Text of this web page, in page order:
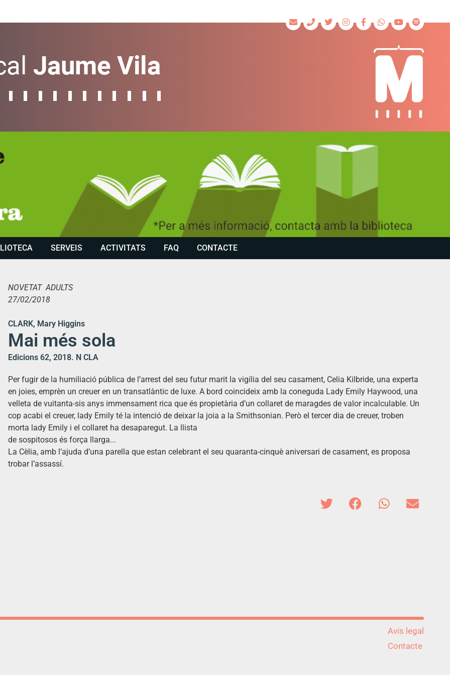
SERVEIS ACTIVITATS FAQ CONTACTE
NOVETAT ADULTS
27/02/2018
CLARK, Mary Higgins
Mai més sola
Edicions 62, 2018. N CLA
Per fugir de la humiliació pública de l’arrest del seu futur marit la vigília del seu casament, Celia Kilbride, una experta
en joies, emprèn un creuer en un transatlàntic de luxe. A bord coincideix amb la coneguda Lady Emily Haywood, una
velleta de vuitanta-sis anys immensament rica que és propietària d’un collaret de maragdes de valor incalculable. Un
cop acabi el creuer, lady Emily té la intenció de deixar la joia a la Smithsonian. Però el tercer dia de creuer, troben
morta lady Emily i el collaret ha desaparegut. La llista
de sospitosos és força llarga...
La Cèlia, amb l’ajuda d’una parella que estan celebrant el seu quaranta-cinquè aniversari de casament, es proposa
trobar l’assassí.
Avís legal
Contacte